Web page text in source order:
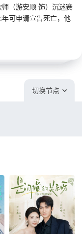
（游安顺 饰）沉迷赛
可申请宣告死亡，他
切换节点